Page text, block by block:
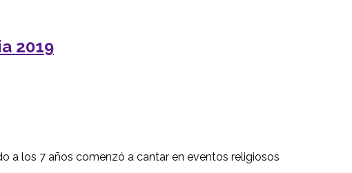
2019
a los 7 años comenzó a cantar en eventos religiosos